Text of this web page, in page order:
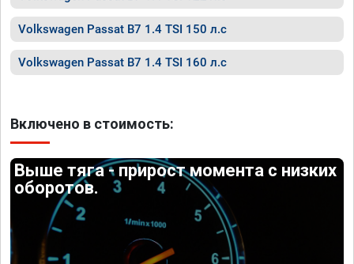
Volkswagen Passat B7 1.4 TSI 150 л.с
Volkswagen Passat B7 1.4 TSI 160 л.с
Включено в стоимость:
Выше тяга - прирост момента с низких
оборотов.